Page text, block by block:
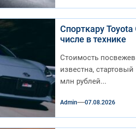
Спорткару Toyota
числе в технике
Стоимость
известна,
млн рублей...
Admin 07.08.2026